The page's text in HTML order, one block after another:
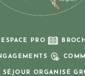
ESPACE PRO
SÉJOUR ORGANISÉ